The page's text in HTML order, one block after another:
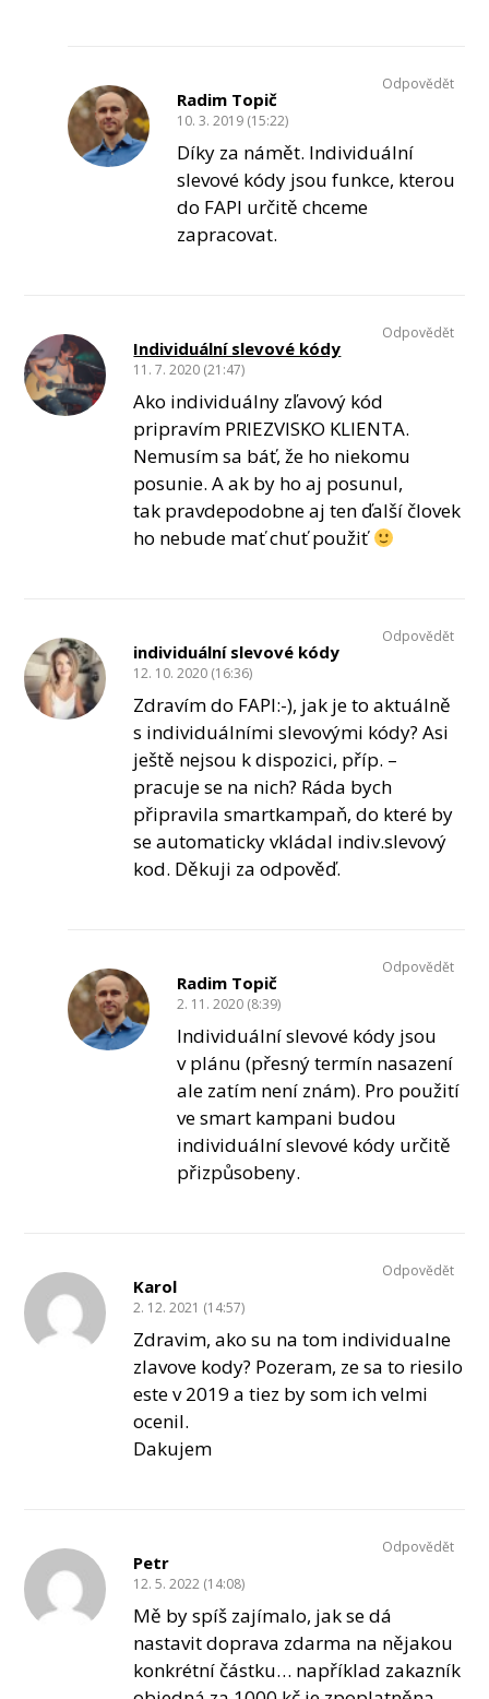
Radim Topič
10. 3. 2019 (15:22)
Díky za námět. Individuální
slevové kódy jsou funkce, kterou
do FAPI určitě chceme
zapracovat.
Odpovědět
Individuální slevové kódy
11. 7. 2020 (21:47)
Ako individuálny zľavový kód
pripravím PRIEZVISKO KLIENTA.
Nemusím sa báť, že ho niekomu
posunie. A ak by ho aj posunul,
tak pravdepodobne aj ten ďalší človek
ho nebude mať chuť použiť
Odpovědět
individuální slevové kódy
12. 10. 2020 (16:36)
Zdravím do FAPI:-), jak je to aktuálně
s individuálními slevovými kódy? Asi
ještě nejsou k dispozici, příp. –
pracuje se na nich? Ráda bych
připravila smartkampaň, do které by
se automaticky vkládal indiv.slevový
kod. Děkuji za odpověď.
Odpovědět
Radim Topič
2. 11. 2020 (8:39)
Individuální slevové kódy jsou
v plánu (přesný termín nasazení
ale zatím není znám). Pro použití
ve smart kampani budou
individuální slevové kódy určitě
přizpůsobeny.
Odpovědět
Karol
2. 12. 2021 (14:57)
Zdravim, ako su na tom individualne
zlavove kody? Pozeram, ze sa to riesilo
este v 2019 a tiez by som ich velmi
ocenil.
Dakujem
Odpovědět
Petr
12. 5. 2022 (14:08)
Mě by spíš zajímalo, jak se dá
nastavit doprava zdarma na nějakou
konkrétní částku… například zakazník
Odpovědět